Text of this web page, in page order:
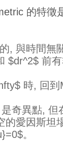
的特徵
, 與時間無
$dr^2$ 前
時, 回到
奇異點, 但
的愛因斯坦
。